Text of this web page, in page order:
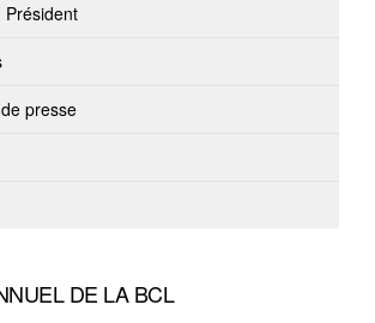
Président
presse
DE LA BCL